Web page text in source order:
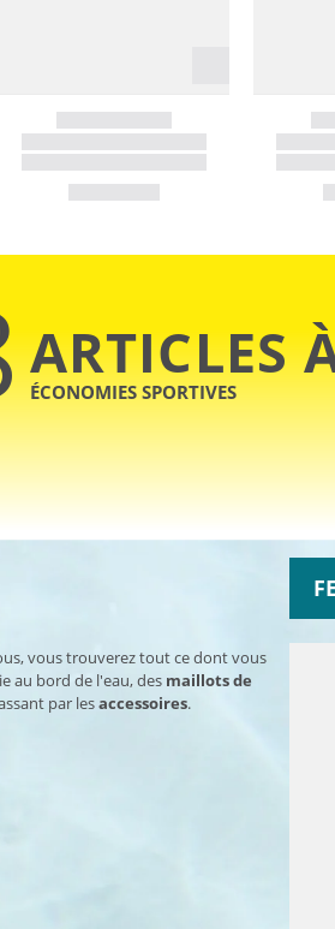
ARTICLES
ÉCONOMIES SPORTIVES
vous trouverez tout ce dont vous
au bord de l'eau, des maillots de
par lesaccessoires.